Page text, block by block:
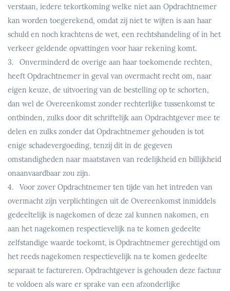
verstaan, iedere tekortkoming welke niet aan Opdrachtnemer
kan worden toegerekend, omdat zij niet te wijten is aan haar
schuld en noch krachtens de wet, een rechtshandeling of in het
verkeer geldende opvattingen voor haar rekening komt.
3. Onverminderd de overige aan haar toekomende rechten,
heeft Opdrachtnemer in geval van overmacht recht om, naar
eigen keuze, de uitvoering van de bestelling op te schorten,
dan wel de Overeenkomst zonder rechterlijke tussenkomst te
ontbinden, zulks door dit schriftelijk aan Opdrachtgever mee te
delen en zulks zonder dat Opdrachtnemer gehouden is tot
enige schadevergoeding, tenzij dit in de gegeven
omstandigheden naar maatstaven van redelijkheid en billijkheid
onaanvaardbaar zou zijn.
4. Voor zover Opdrachtnemer ten tijde van het intreden van
overmacht zijn verplichtingen uit de Overeenkomst inmiddels
gedeeltelijk is nagekomen of deze zal kunnen nakomen, en
aan het nagekomen respectievelijk na te komen gedeelte
zelfstandige waarde toekomt, is Opdrachtnemer gerechtigd om
het reeds nagekomen respectievelijk na te komen gedeelte
separaat te factureren. Opdrachtgever is gehouden deze factuur
te voldoen als ware er sprake van een afzonderlijke